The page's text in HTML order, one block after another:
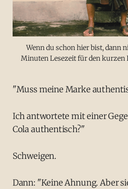
Wenn du schon hier bist, dann
Minuten Lesezeit für den kurzen
"Muss meine Marke
Ich antwortete mit einer
Cola authentisch?"
Schweigen.
Dann: "Keine Ahnung. Aber